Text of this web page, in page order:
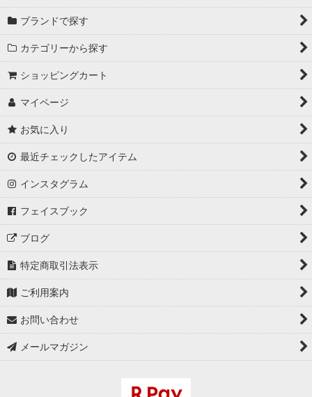
ブランドで探す
カテゴリーから探す
ショッピングカート
マイページ
お気に入り
最近チェックしたアイテム
インスタグラム
フェイスブック
ブログ
特定商取引法表示
ご利用案内
お問い合わせ
メールマガジン